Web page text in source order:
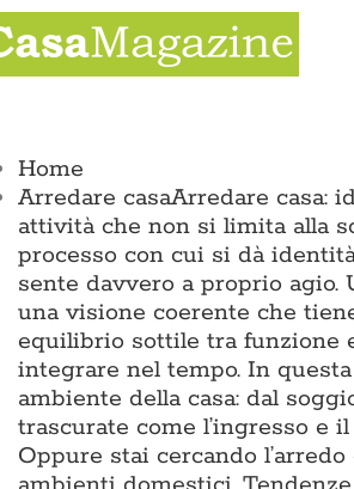
Salta
al
contenuto
Home
Arredare casaArredare casa:
attività che non si limita alla
processo con cui si dà
sente davvero a proprio agio.
una visione coerente che
equilibrio sottile tra funzione
integrare nel tempo. In
ambiente della casa: dal
trascurate come l’ingresso e
Oppure stai cercando